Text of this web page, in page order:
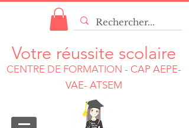
Votre réussite scolaire
CENTRE DE FORMATION - CAP AEPE-
VAE- ATSEM